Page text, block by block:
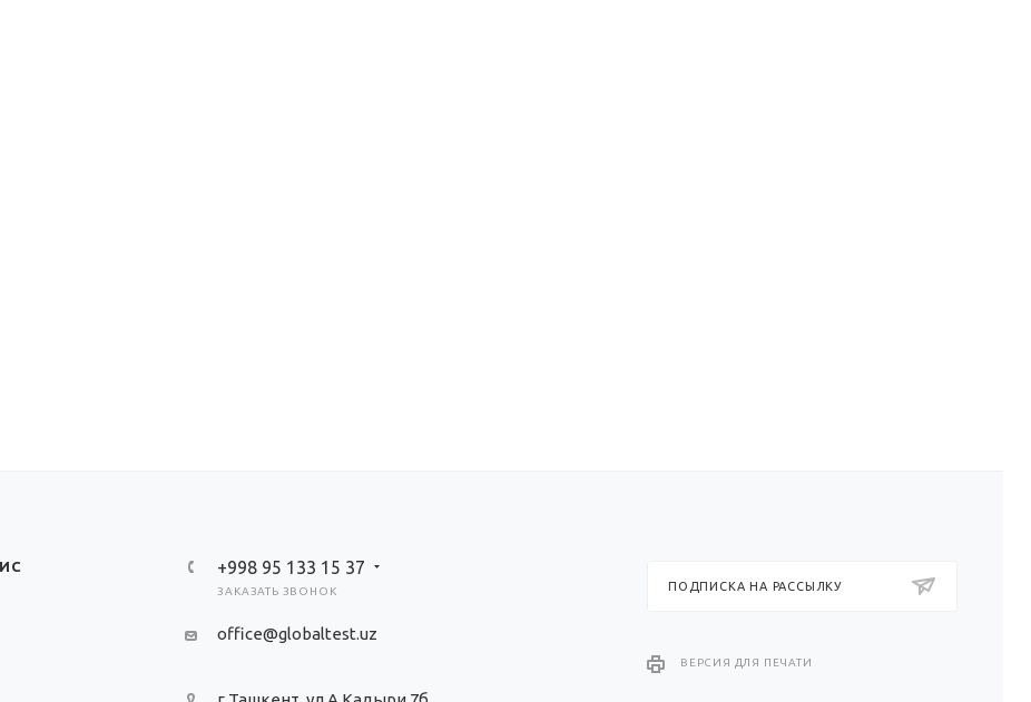
+998 95 133 15 37
ЗАКАЗАТЬ ЗВОНОК
office@globaltest.uz
ПОДПИСКА НА РАССЫЛКУ
ВЕРСИЯ ДЛЯ ПЕЧАТИ